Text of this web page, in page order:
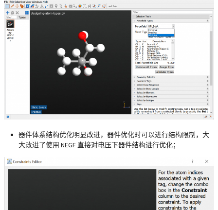
器件体系结构优化明显改进，器件优化时可以进行结构限制，大
大改进了使用 NEGF 直接对电压下器件结构进行优化；